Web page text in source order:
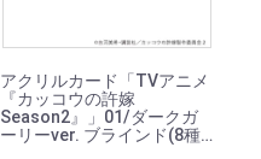
アクリルカード「TVアニメ
『カッコウの許嫁
Season2』」01/ダークガ
ーリーver. ブラインド(8種)